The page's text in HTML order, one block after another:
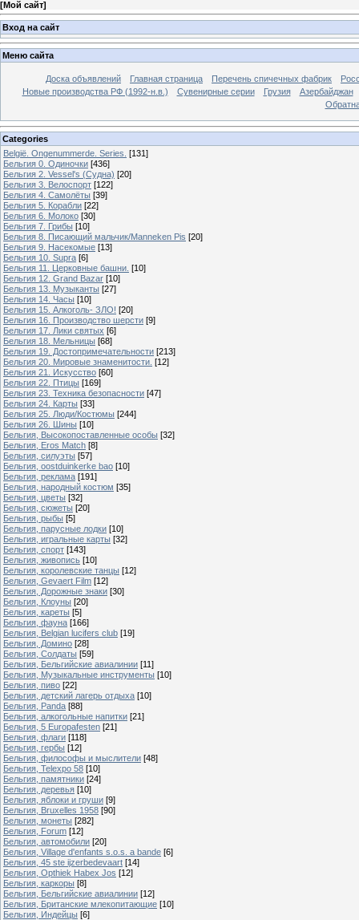
[Мой сайт]
Вход на сайт
Меню сайта
Доска объявлений Главная страница Перечень спичечных фабрик
Новые производства РФ (1992-н.в.)
Сувенирные серии Грузия
Азербайджан
Categories
België. Ongenummerde. Series. [131]
Бельгия 0. Одиночки [436]
Бельгия 2. Vessel's (Судна) [20]
Бельгия 3. Велоспорт [122]
Бельгия 4. Самолёты [39]
Бельгия 5. Корабли [22]
Бельгия 6. Молоко [30]
Бельгия 7. Грибы [10]
Бельгия 8. Писающий мальчик/Manneken Pis [20]
Бельгия 9. Насекомые [13]
Бельгия 10. Supra [6]
Бельгия 11. Церковные башни. [10]
Бельгия 12. Grand Bazar [10]
Бельгия 13. Музыканты [27]
Бельгия 14. Часы [10]
Бельгия 15. Алкоголь- ЗЛО! [20]
Бельгия 16. Производство шерсти [9]
Бельгия 17. Лики святых [6]
Бельгия 18. Мельницы [68]
Бельгия 19. Достопримечательности [213]
Бельгия 20. Мировые знаменитости. [12]
Бельгия 21. Искусство [60]
Бельгия 22. Птицы [169]
Бельгия 23. Техника безопасности [47]
Бельгия 24. Карты [33]
Бельгия 25. Люди/Костюмы [244]
Бельгия 26. Шины [10]
Бельгия, Высокопоставленные особы [32]
Бельгия, Eros Match [8]
Бельгия, силуэты [57]
Бельгия, oostduinkerke bao [10]
Бельгия, реклама [191]
Бельгия, народный костюм [35]
Бельгия, цветы [32]
Бельгия, сюжеты [20]
Бельгия, рыбы [5]
Бельгия, парусные лодки [10]
Бельгия, игральные карты [32]
Бельгия, спорт [143]
Бельгия, живопись [10]
Бельгия, королевские танцы [12]
Бельгия, Gevaert Film [12]
Бельгия, Дорожные знаки [30]
Бельгия, Клоуны [20]
Бельгия, кареты [5]
Бельгия, фауна [166]
Бельгия, Belgian lucifers club [19]
Бельгия, Домино [28]
Бельгия, Солдаты [59]
Бельгия, Бельгийские авиалинии [11]
Бельгия, Музыкальные инструменты [10]
Бельгия, пиво [22]
Бельгия, детский лагерь отдыха [10]
Бельгия, Panda [88]
Бельгия, алкогольные напитки [21]
Бельгия, 5 Europafesten [21]
Бельгия, флаги [118]
Бельгия, гербы [12]
Бельгия, философы и мыслители [48]
Бельгия, Telexpo 58 [10]
Бельгия, памятники [24]
Бельгия, деревья [10]
Бельгия, яблоки и груши [9]
Бельгия, Bruxelles 1958 [90]
Бельгия, монеты [282]
Бельгия, Forum [12]
Бельгия, автомобили [20]
Бельгия, Village d'enfants s.o.s. a bande [6]
Бельгия, 45 ste ijzerbedevaart [14]
Бельгия, Opthiek Habex Jos [12]
Бельгия, каркоры [8]
Бельгия, Бельгийские авиалинии [12]
Бельгия, Британские млекопитающие [10]
Бельгия, Индейцы [6]